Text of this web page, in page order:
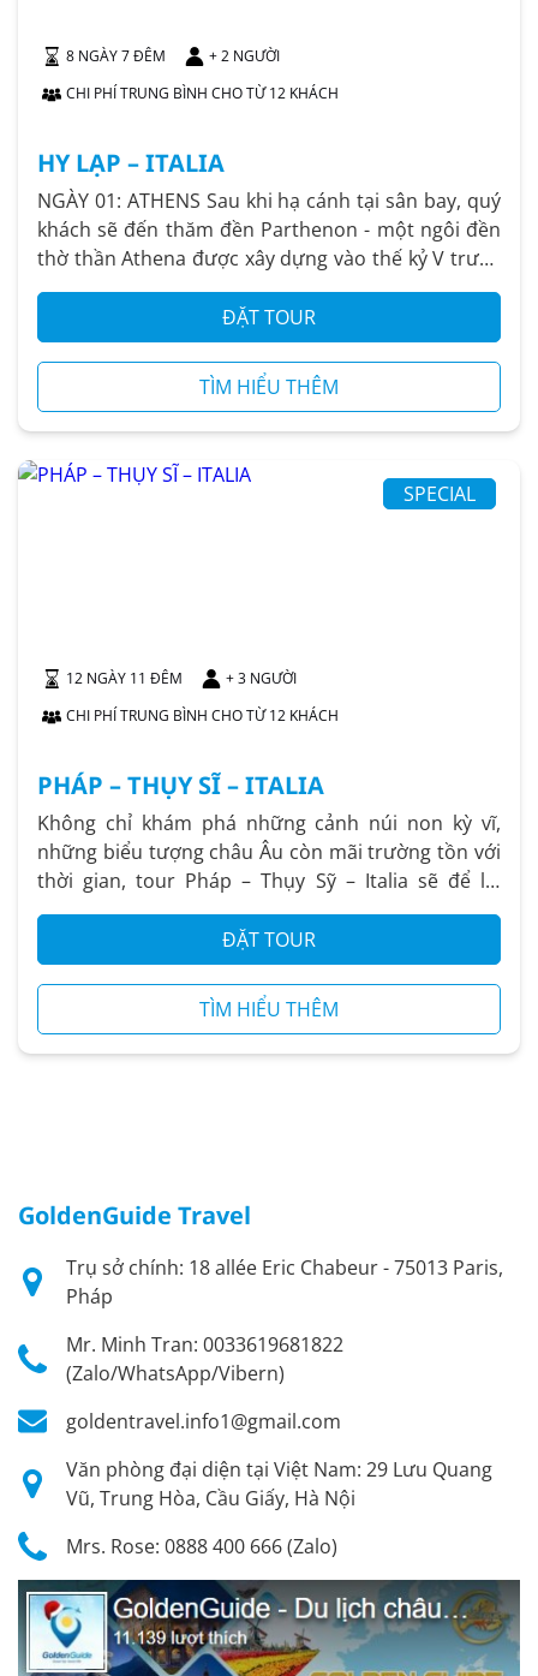
8 NGÀY 7 ĐÊM
+ 2 NGƯỜI
CHI PHÍ TRUNG BÌNH CHO TỪ 12 KHÁCH
HY LẠP – ITALIA
NGÀY 01: ATHENS Sau khi hạ cánh tại sân bay, quý
khách sẽ đến thăm đền Parthenon - một ngôi đền
thờ thần Athena được xây dựng vào thế kỷ V trước
Công nguyên ở...
ĐẶT TOUR
TÌM HIỂU THÊM
SPECIAL
12 NGÀY 11 ĐÊM
+ 3 NGƯỜI
CHI PHÍ TRUNG BÌNH CHO TỪ 12 KHÁCH
PHÁP – THỤY SĨ – ITALIA
Không chỉ khám phá những cảnh núi non kỳ vĩ,
những biểu tượng châu Âu còn mãi trường tồn với
thời gian, tour Pháp – Thụy Sỹ – Italia sẽ để lại
trong bạn những trải...
ĐẶT TOUR
TÌM HIỂU THÊM
GoldenGuide Travel
Trụ sở chính: 18 allée Eric Chabeur - 75013 Paris,
Pháp
Mr. Minh Tran: 0033619681822
(Zalo/WhatsApp/Vibern)
goldentravel.info1@gmail.com
Văn phòng đại diện tại Việt Nam: 29 Lưu Quang
Vũ, Trung Hòa, Cầu Giấy, Hà Nội
Mrs. Rose: 0888 400 666 (Zalo)